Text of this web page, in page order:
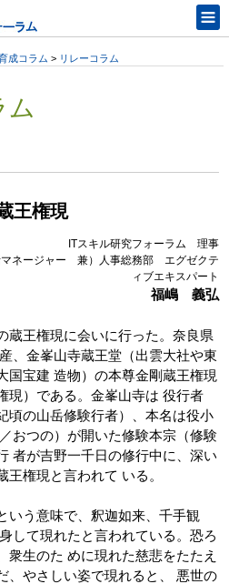
成コラム > リレーコラム
ム
王権現
ITスキル研究フォーラム 理事
ネージャー 兼）人事総務部 エグゼクテ
ィブエキスパート
福嶋 義弘
王権現に会いに行った。奈良県
、金峯山寺蔵王堂（出雲大社や東
国宝建 造物）の本尊金剛蔵王権現
現）である。金峯山寺は 役行者
頃の山岳修験行者）、本名は役小
おつの）が開いた修験本宗（修験
者が吉野一千日の修行中に、深い
権現と言われて いる。
う意味で、釈迦如来、千手観
して現れたと言われている。恐ろ
衆生のた めに現れた慈悲をたたえ
、やさしい姿で現れると、 悪世の